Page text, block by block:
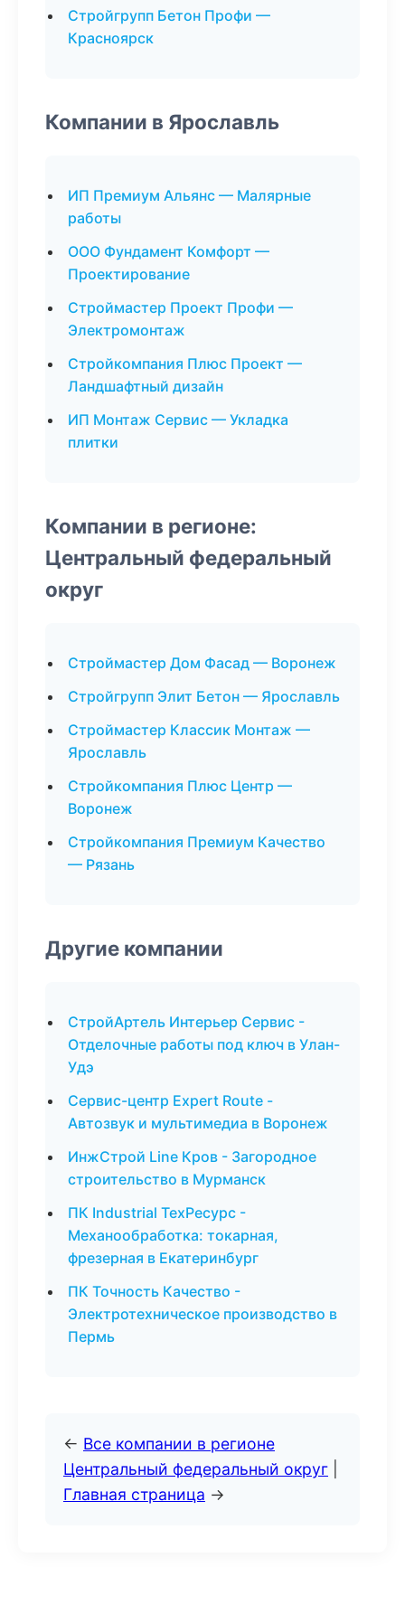
Стройгрупп Бетон Профи —
Красноярск
Компании в Ярославль
ИП Премиум Альянс — Малярные
работы
ООО Фундамент Комфорт —
Проектирование
Строймастер Проект Профи —
Электромонтаж
Стройкомпания Плюс Проект —
Ландшафтный дизайн
ИП Монтаж Сервис — Укладка
плитки
Компании в регионе:
Центральный федеральный
округ
Строймастер Дом Фасад — Воронеж
Стройгрупп Элит Бетон — Ярославль
Строймастер Классик Монтаж —
Ярославль
Стройкомпания Плюс Центр —
Воронеж
Стройкомпания Премиум Качество
— Рязань
Другие компании
СтройАртель Интерьер Сервис -
Отделочные работы под ключ в Улан-
Удэ
Сервис-центр Expert Route -
Автозвук и мультимедиа в Воронеж
ИнжСтрой Line Кров - Загородное
строительство в Мурманск
ПК Industrial ТехРесурс -
Механообработка: токарная,
фрезерная в Екатеринбург
ПК Точность Качество -
Электротехническое производство в
Пермь
← Все компании в регионе
Центральный федеральный округ
Главная страница →